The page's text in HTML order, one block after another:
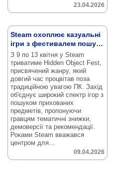
23.04.2026
Steam охоплює казуальні
ігри з фестивалем пошуку
предметів
З 9 по 13 квітня у Steam
триватиме Hidden Object Fest,
присвячений жанру, який
довгий час процвітав поза
традиційною увагою ПК. Захід
об'єднує широкий спектр ігор з
пошуком прихованих
предметів, пропонуючи
гравцям тематичні знижки,
демоверсії та рекомендації.
Роками Steam вважався
центром для…
09.04.2026